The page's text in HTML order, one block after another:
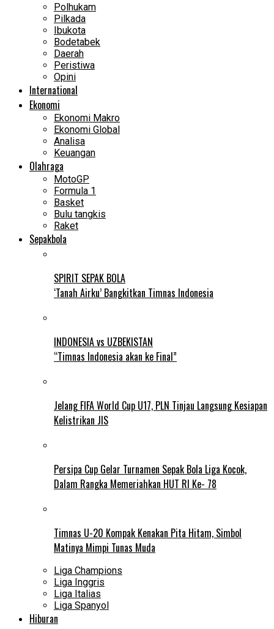
Polhukam
Pilkada
Ibukota
Bodetabek
Daerah
Peristiwa
Opini
International
Ekonomi
Ekonomi Makro
Ekonomi Global
Analisa
Keuangan
Olahraga
MotoGP
Formula 1
Basket
Bulu tangkis
Raket
Sepakbola
SPIRIT SEPAK BOLA
‘Tanah Airku’ Bangkitkan Timnas Indonesia
INDONESIA vs UZBEKISTAN
“Timnas Indonesia akan ke Final”
Jelang FIFA World Cup U17, PLN Tinjau Langsung Kesiapan
Kelistrikan JIS
Persipa Cup Gelar Turnamen Sepak Bola Liga Kocok,
Dalam Rangka Memeriahkan HUT RI Ke- 78
Timnas U-20 Kompak Kenakan Pita Hitam, Simbol
Matinya Mimpi Tunas Muda
Liga Champions
Liga Inggris
Liga Italias
Liga Spanyol
Hiburan